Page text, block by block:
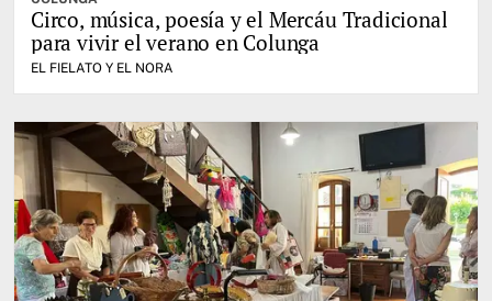
Circo, música, poesía y el Mercáu Tradicional
para vivir el verano en Colunga
EL FIELATO Y EL NORA